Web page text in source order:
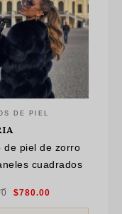
DE PIEL
de piel de zorro
cuadrados
precio
era:
$780.00precio
es: